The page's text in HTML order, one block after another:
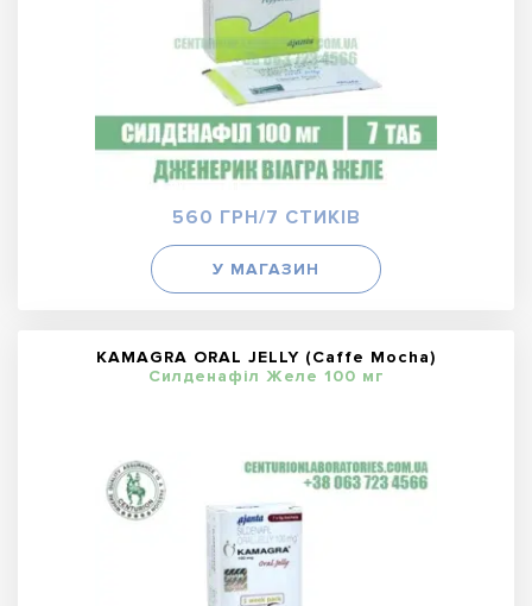
560 ГРН/7 СТИКІВ
У МАГАЗИН
KAMAGRA ORAL JELLY (Caffe Mocha)
Силденафіл Желе 100 мг